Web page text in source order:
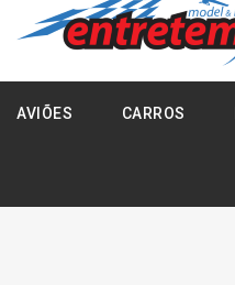
AVIÕES CARROS